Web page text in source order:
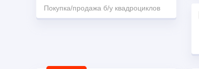
Покупка/продажа б/у квадроциклов